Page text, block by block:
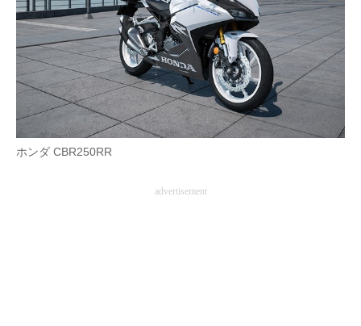
ビジネスと働き方のヒント
AI活用のいまが分かる
企業ITのトレンドを詳説
経営リーダーのコミュニティ
マーケ×ITの今がよく分かる
ホンダ CBR250RR
advertisement